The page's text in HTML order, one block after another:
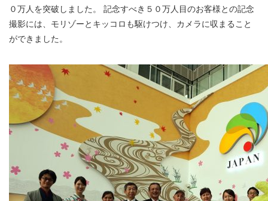
０万人を突破しました。 記念すべき５０万人目のお客様との記念
撮影には、モリゾーとキッコロも駆けつけ、カメラに収まること
ができました。